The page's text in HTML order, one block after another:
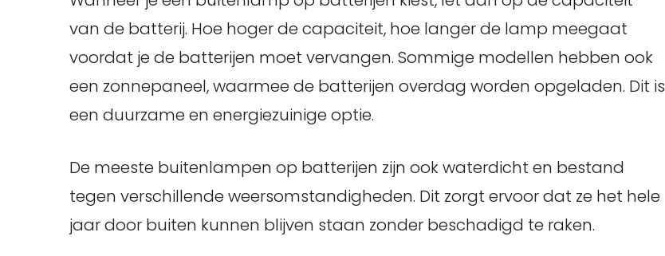
van de batterij. Hoe hoger de capaciteit, hoe langer de lamp meegaat
voordat je de batterijen moet vervangen. Sommige modellen hebben ook
een zonnepaneel, waarmee de batterijen overdag worden opgeladen. Dit is
een duurzame en energiezuinige optie.
De meeste buitenlampen op batterijen zijn ook waterdicht en bestand
tegen verschillende weersomstandigheden. Dit zorgt ervoor dat ze het hele
jaar door buiten kunnen blijven staan zonder beschadigd te raken.